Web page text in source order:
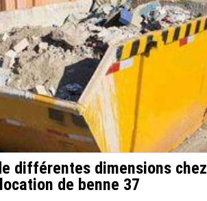
différentes dimensions chez
de benne 37